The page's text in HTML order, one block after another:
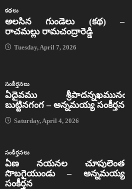
కథలు
అలసిన గుండెలు (కథ) –
రాచమల్లు రామచంద్రారెడ్డి
Tuesday, April 7, 2026
సంకీర్తనలు
ఏదైవము శ్రీపాదన్నఖమునఁ
బుట్టినగంగ – అన్నమయ్య సంకీర్తన
Saturday, April 4, 2026
సంకీర్తనలు
ఏణ నయనల చూపులెంత
సొబగైయుండు – అన్నమయ్య
సంకీర్తన